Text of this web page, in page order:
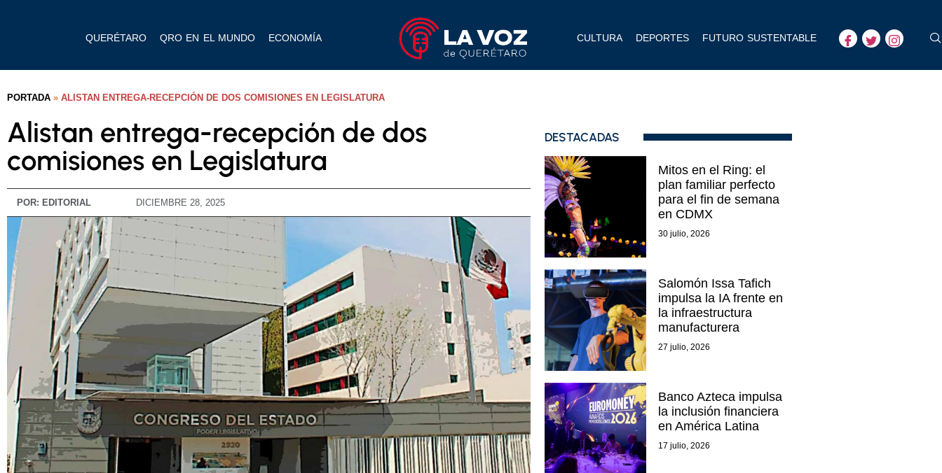
QUERÉTARO QRO EN EL MUNDO ECONOMÍA CULTURA DEPORTES FUTURO SUSTENTABLE
PORTADA » ALISTAN ENTREGA-RECEPCIÓN DE DOS COMISIONES EN LEGISLATURA
Alistan entrega-recepción de dos
comisiones en Legislatura
POR: EDITORIAL DICIEMBRE 28, 2025
DESTACADAS
Mitos en el Ring: el
plan familiar perfecto
para el fin de semana
en CDMX
30 julio, 2026
Salomón Issa Tafich
impulsa la IA frente en
la infraestructura
manufacturera
27 julio, 2026
Banco Azteca impulsa
la inclusión financiera
en América Latina
17 julio, 2026